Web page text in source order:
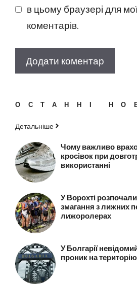
в цьому браузері для
коментарів.
ОСТАННІ
Детальніше
Чому важливо
кросівок при
використанні
У Ворохті
змагання з лижних
лижоролерах
У Болгарії
проник на